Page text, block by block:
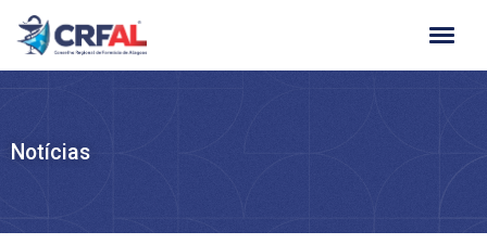
Ir
para
Notícias